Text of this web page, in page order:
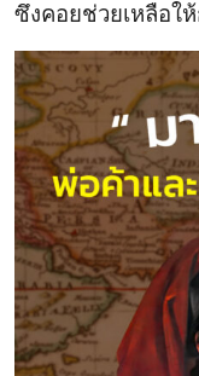
ซึงคอยช่วยเหลือใ